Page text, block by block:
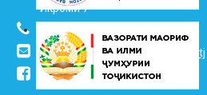
Икромӣ 7
(+992 37) 2217352
info@vhk.tj
info@ombudsman.tj
/kudakon